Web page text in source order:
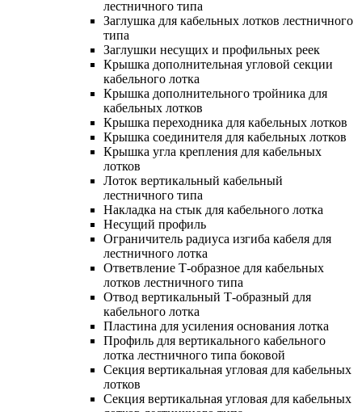
лестничного типа
Заглушка для кабельных лотков лестничного
типа
Заглушки несущих и профильных реек
Крышка дополнительная угловой секции
кабельного лотка
Крышка дополнительного тройника для
кабельных лотков
Крышка переходника для кабельных лотков
Крышка соединителя для кабельных лотков
Крышка угла крепления для кабельных
лотков
Лоток вертикальный кабельный
лестничного типа
Накладка на стык для кабельного лотка
Несущий профиль
Ограничитель радиуса изгиба кабеля для
лестничного лотка
Ответвление Т-образное для кабельных
лотков лестничного типа
Отвод вертикальный Т-образный для
кабельного лотка
Пластина для усиления основания лотка
Профиль для вертикального кабельного
лотка лестничного типа боковой
Секция вертикальная угловая для кабельных
лотков
Секция вертикальная угловая для кабельных